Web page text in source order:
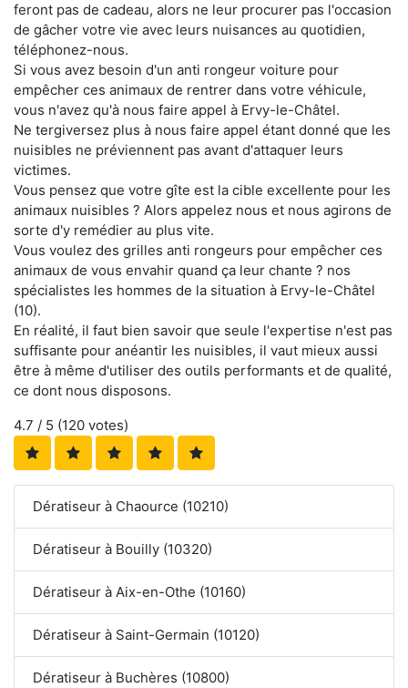
feront pas de cadeau, alors ne leur procurer pas l'occasion
de gâcher votre vie avec leurs nuisances au quotidien,
téléphonez-nous.
Si vous avez besoin d'un anti rongeur voiture pour
empêcher ces animaux de rentrer dans votre véhicule,
vous n'avez qu'à nous faire appel à Ervy-le-Châtel.
Ne tergiversez plus à nous faire appel étant donné que les
nuisibles ne préviennent pas avant d'attaquer leurs
victimes.
Vous pensez que votre gîte est la cible excellente pour les
animaux nuisibles ? Alors appelez nous et nous agirons de
sorte d'y remédier au plus vite.
Vous voulez des grilles anti rongeurs pour empêcher ces
animaux de vous envahir quand ça leur chante ? nos
spécialistes les hommes de la situation à Ervy-le-Châtel
(10).
En réalité, il faut bien savoir que seule l'expertise n'est pas
suffisante pour anéantir les nuisibles, il vaut mieux aussi
être à même d'utiliser des outils performants et de qualité,
ce dont nous disposons.
4.7 / 5 (120 votes)
Dératiseur à Chaource (10210)
Dératiseur à Bouilly (10320)
Dératiseur à Aix-en-Othe (10160)
Dératiseur à Saint-Germain (10120)
Dératiseur à Buchères (10800)